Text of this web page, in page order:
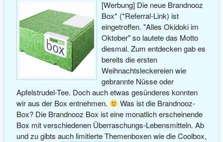
[Werbung] Die neue Brandnooz
Box* (*Referral-Link) ist
eingetroffen. "Alles Okidoki im
Oktober" so lautete das Motto
diesmal. Zum entdecken gab es
bereits die ersten
Weihnachtsleckereien wie
gebrannte Nüsse oder
Apfelstrudel-Tee. Doch auch etwas gesünderes konnten
wir aus der Box entnehmen.
Was ist die Brandnooz-
Box? Die Brandnooz Box ist eine monatlich erscheinende
Box mit verschiedenen Überraschungs-Lebensmitteln. Ab
und zu gibts auch limitierte Themenboxen wie die Coolbox,